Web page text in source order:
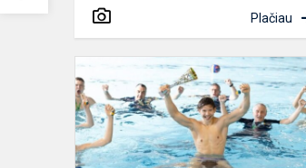
Plačiau